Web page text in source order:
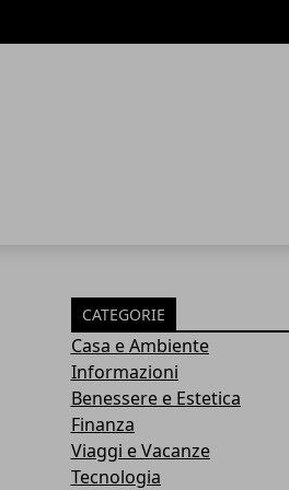
CATEGORIE
Casa e Ambiente
Informazioni
Benessere e Estetica
Finanza
Viaggi e Vacanze
Tecnologia